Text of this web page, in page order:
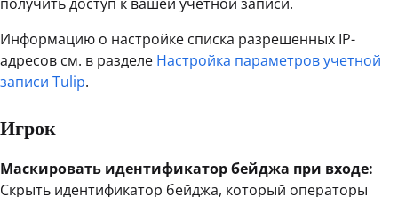
Информацию о настройке списка разрешенных IP-
адресов см. в разделе Настройка параметров учетной
записи Tulip.
Игрок
Маскировать идентификатор бейджа при входе:
Скрыть идентификатор бейджа, который операторы